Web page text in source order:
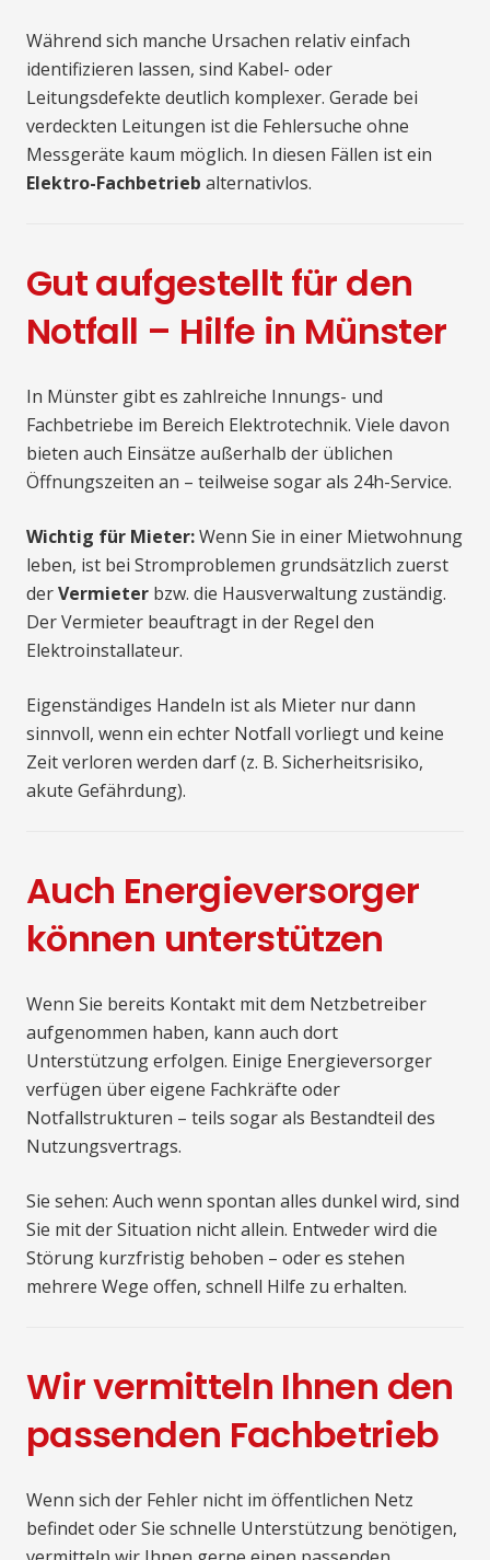
Während sich manche Ursachen relativ einfach
identifizieren lassen, sind Kabel- oder
Leitungsdefekte deutlich komplexer. Gerade bei
verdeckten Leitungen ist die Fehlersuche ohne
Messgeräte kaum möglich. In diesen Fällen ist ein
Elektro-Fachbetrieb alternativlos.
Gut aufgestellt für den
Notfall – Hilfe in Münster
In Münster gibt es zahlreiche Innungs- und
Fachbetriebe im Bereich Elektrotechnik. Viele davon
bieten auch Einsätze außerhalb der üblichen
Öffnungszeiten an – teilweise sogar als 24h-Service.
Wichtig für Mieter:Wenn Sie in einer Mietwohnung
leben, ist bei Stromproblemen grundsätzlich zuerst
derVermieter bzw. die Hausverwaltung zuständig.
Der Vermieter beauftragt in der Regel den
Elektroinstallateur.
Eigenständiges Handeln ist als Mieter nur dann
sinnvoll, wenn ein echter Notfall vorliegt und keine
Zeit verloren werden darf (z. B. Sicherheitsrisiko,
akute Gefährdung).
Auch Energieversorger
können unterstützen
Wenn Sie bereits Kontakt mit dem Netzbetreiber
aufgenommen haben, kann auch dort
Unterstützung erfolgen. Einige Energieversorger
verfügen über eigene Fachkräfte oder
Notfallstrukturen – teils sogar als Bestandteil des
Nutzungsvertrags.
Sie sehen: Auch wenn spontan alles dunkel wird, sind
Sie mit der Situation nicht allein. Entweder wird die
Störung kurzfristig behoben – oder es stehen
mehrere Wege offen, schnell Hilfe zu erhalten.
Wir vermitteln Ihnen den
passenden Fachbetrieb
Wenn sich der Fehler nicht im öffentlichen Netz
befindet oder Sie schnelle Unterstützung benötigen,